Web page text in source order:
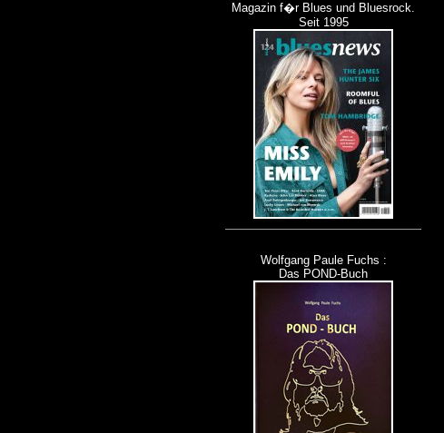
Magazin f�r Blues und Bluesrock.
Seit 1995
Wolfgang Paule Fuchs :
Das POND-Buch